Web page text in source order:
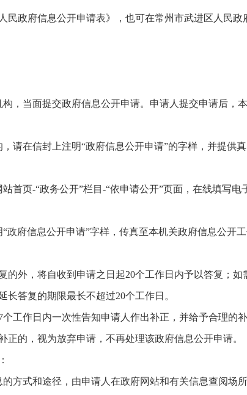
民政府信息公开申请表》，也可在常州市武进区人民政
，当面提交政府信息公开申请。申请人提交申请后，
请在信封上注明“政府信息公开申请”的字样，并提供
首页-“政务公开”栏目-“依申请公开”页面，在线填写电
府信息公开申请”字样，传真至本机关政府信息公开工
外，将自收到申请之日起20个工作日内予以答复；如
答复的期限最长不超过20个工作日。
工作日内一次性告知申请人作出补正，并给予合理的
的，视为放弃申请，不再处理该政府信息公开申请。
方式和途径，由申请人在政府网站和有关信息查阅场所